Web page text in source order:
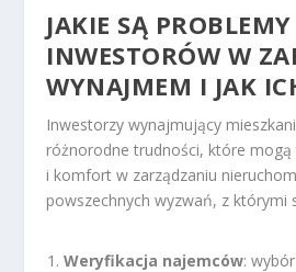
JAKIE SĄ PROBLEMY
INWESTORÓW W
WYNAJMEM I JAK
Inwestorzy wynajmujący
różnorodne trudności, które mogą
i komfort w zarządzaniu
powszechnych wyzwań, z którymi
Weryfikacja najemców: